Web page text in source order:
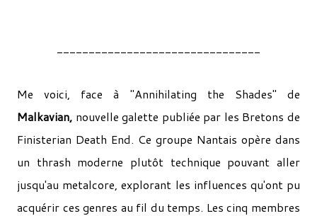
________________________________
Me voici, face à "Annihilating the Shades" de
Malkavian, nouvelle galette publiée par les Bretons de
Finisterian Death End. Ce groupe Nantais opère dans
un thrash moderne plutôt technique pouvant aller
jusqu'au metalcore, explorant les influences qu'ont pu
acquérir ces genres au fil du temps. Les cinq membres